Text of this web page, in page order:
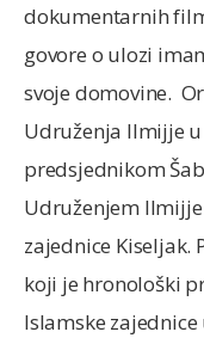
dokumentarnih
govore o ulozi
svoje domovine.
Udruženja Ilmijje u
predsjednikom
Udruženjem
zajednice Kiseljak.
koji je hronološki
Islamske